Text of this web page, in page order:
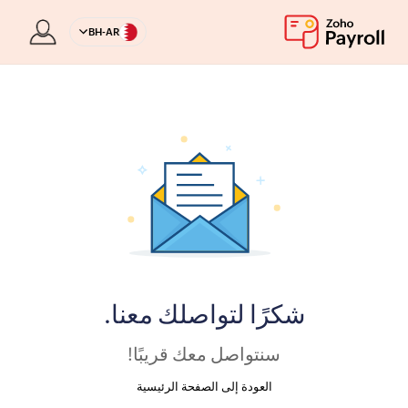
BH-AR
شكرًا لتواصلك معنا.
سنتواصل معك قريبًا!
العودة إلى الصفحة الرئيسية